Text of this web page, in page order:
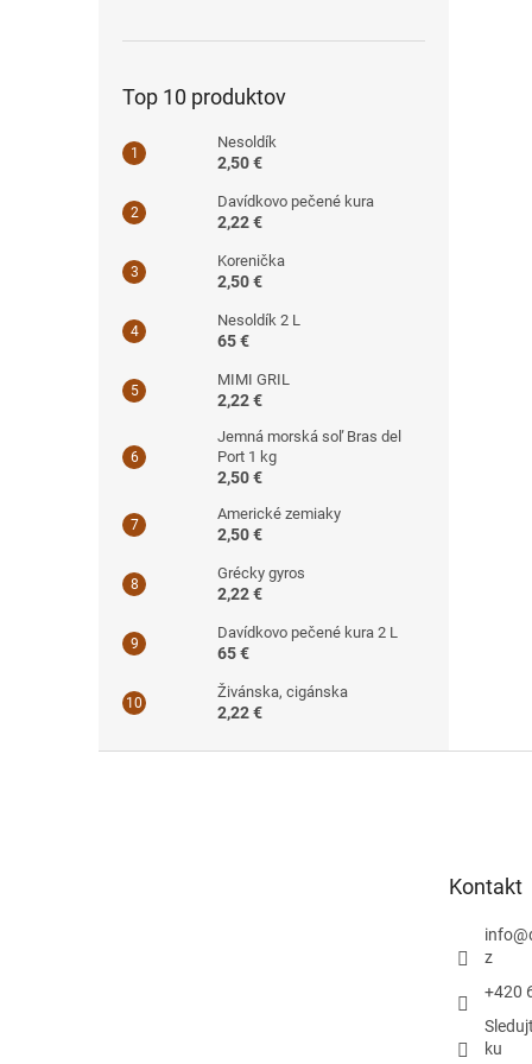
Top 10 produktov
Nesoldík
2,50 €
Davídkovo pečené kura
2,22 €
Korenička
2,50 €
Nesoldík 2 L
65 €
MIMI GRIL
2,22 €
Jemná morská soľ Bras del
Port 1 kg
2,50 €
Americké zemiaky
2,50 €
Grécky gyros
2,22 €
Davídkovo pečené kura 2 L
65 €
Živánska, cigánska
2,22 €
Kontakt
info@
z
+420
ku